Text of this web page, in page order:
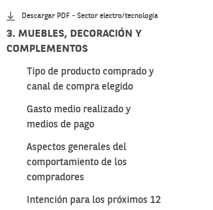
Descargar PDF - Sector electro/tecnología
3. MUEBLES, DECORACIÓN Y
COMPLEMENTOS
Tipo de producto comprado y
canal de compra elegido
Gasto medio realizado y
medios de pago
Aspectos generales del
comportamiento de los
compradores
Intención para los próximos 12